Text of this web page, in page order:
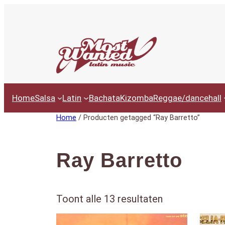
HomeSalsa Latin BachataKizombaReggae/dancehall
Home / Producten getagged “Ray Barretto”
Ray Barretto
Toont alle 13 resultaten
e